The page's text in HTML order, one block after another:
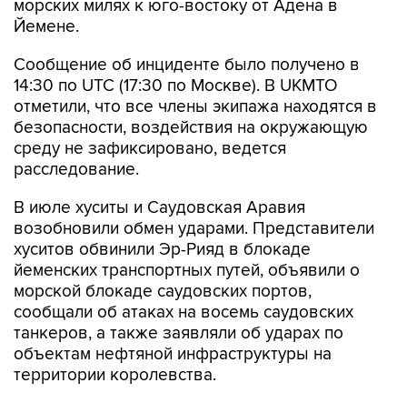
Сообщение об инциденте было получено в
отметили, что все члены экипажа находятся в
безопасности, воздействия на окружающую
среду не зафиксировано, ведется
расследование.
В июле хуситы и Саудовская Аравия
хуситов обвинили Эр-Рияд в блокаде
йеменских транспортных путей, объявили о
морской блокаде саудовских портов,
сообщали об атаках на восемь саудовских
танкеров, а также заявляли об ударах по
объектам нефтяной инфраструктуры на
территории королевства.